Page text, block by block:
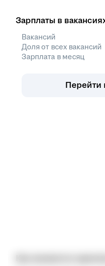
Зарплаты в
Вакансий
Доля от всех вакансий
Зарплата в месяц
Перейти